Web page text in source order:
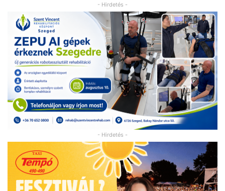
- Hirdetés -
- Hirdetés -